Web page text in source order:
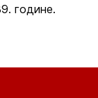
године.